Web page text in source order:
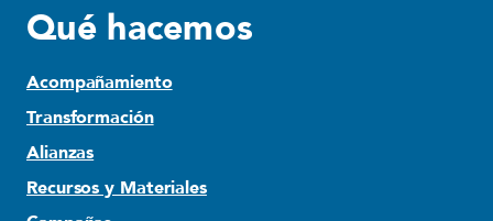
Qué hacemos
Acompañamiento
Transformación
Alianzas
Recursos y Materiales